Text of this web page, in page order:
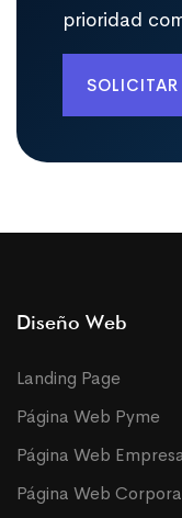
prioridad
SOLICITAR
Diseño Web
Landing Page
Página Web Pyme
Página Web
Página Web